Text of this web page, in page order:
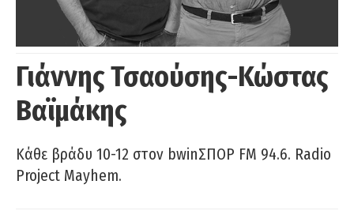
Γιάννης Τσαούσης-Κώστας
Βαϊμάκης
Κάθε βράδυ 10-12 στον bwinΣΠΟΡ FM 94.6. Radio
Project Mayhem.